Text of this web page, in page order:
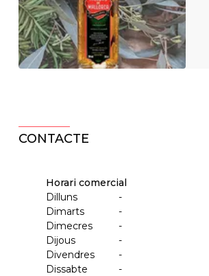
CONTACTE
Horari comercial
Dilluns
-
Dimarts
-
Dimecres
-
Dijous
-
Divendres
-
Dissabte
-